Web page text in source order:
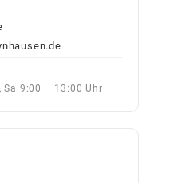
Sa 9:00 – 13:00 Uhr